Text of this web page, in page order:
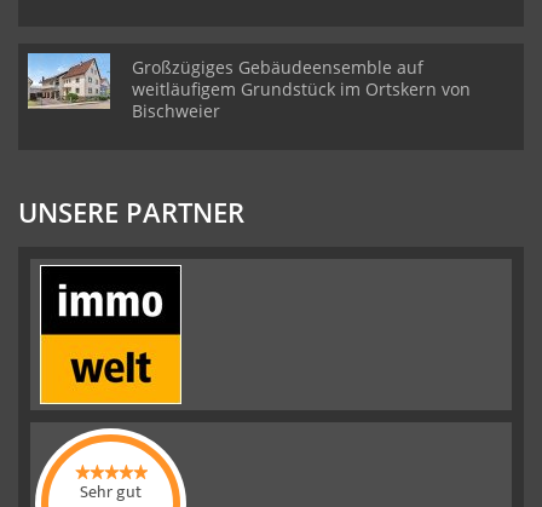
Großzügiges Gebäudeensemble auf
weitläufigem Grundstück im Ortskern von
Bischweier
UNSERE PARTNER
Sehr gut